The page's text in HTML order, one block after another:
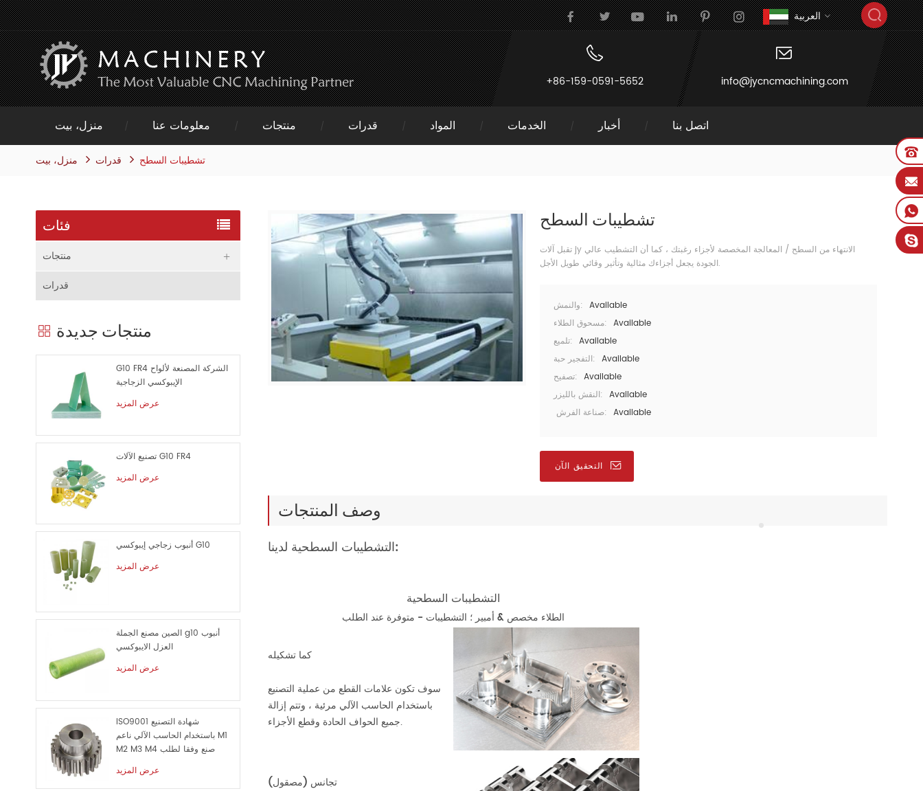
العربية
+86-159-0591-5652 info@jycncmachining.com
منزل، بيت معلومات عنا منتجات قدرات المواد الخدمات أخبار اتصل بنا
منزل، بيت قدرات تشطيبات السطح
تشطيبات السطح
تقبل آلات jy الانتهاء من السطح / المعالجة المخصصة لأجزاء رغبتك ، كما أن التشطيب عالي
الجودة يجعل أجزاءك مثالية وتأثير وقائي طويل الأجل.
والنمش: Available
مسحوق الطلاء: Available
تلميع: Available
التفجير حبة: Available
تصفيح: Available
النقش بالليزر: Available
صناعة الفرش: Available
التحقيق الآن
وصف المنتجات
التشطيبات السطحية لدينا:
التشطيبات السطحية
الطلاء مخصص & أمبير ؛ التشطيبات - متوفرة عند الطلب
كما تشكيله
سوف تكون علامات القطع من عملية التصنيع
باستخدام الحاسب الآلي مرئية ، وتتم إزالة
جميع الحواف الحادة وقطع الأجزاء.
تجانس (مصقول)
فئات
منتجات
قدرات
منتجات جديدة
G10 FR4 الشركة المصنعة لألواح
الإيبوكسي الزجاجية
عرض المزيد
تصنيع الآلات G10 FR4
عرض المزيد
أنبوب زجاجي إيبوكسي G10
عرض المزيد
الصين مصنع الجملة g10 أنبوب
العزل الايبوكسي
عرض المزيد
ISO9001 شهادة التصنيع
باستخدام الحاسب الآلي ناعم M1
M2 M3 M4 صنع وفقا لطلب
الزبون معدن قطع الغيار
عرض المزيد